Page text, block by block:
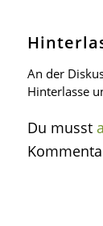
An der
Hinterlasse
Du musst